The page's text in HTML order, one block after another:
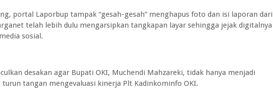
portal Laporbup tampak “gesah-gesah” menghapus foto dan isi laporan dari
telah lebih dulu mengarsipkan tangkapan layar sehingga jejak digitalnya
sosial.
desakan agar Bupati OKI, Muchendi Mahzareki, tidak hanya menjadi
tangan mengevaluasi kinerja Plt Kadinkominfo OKI.